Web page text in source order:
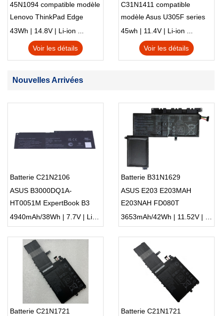
45N1094 compatible modèle
Lenovo ThinkPad Edge
S230u Twist
43Wh | 14.8V | Li-ion ...
Voir les détails
C31N1411 compatible
modèle Asus U305F series
45wh | 11.4V | Li-ion ...
Voir les détails
Nouvelles Arrivées
Batterie C21N2106
ASUS B3000DQ1A-
HT0051M ExpertBook B3
4940mAh/38Wh | 7.7V | Li-ion ...
Batterie B31N1629
ASUS E203 E203MAH
E203NAH FD080T
3653mAh/42Wh | 11.52V | Li-ion ...
Batterie C21N1721
Batterie C21N1721